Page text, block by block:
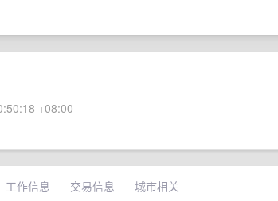
+08:00
工作信息 交易信息 城市相关